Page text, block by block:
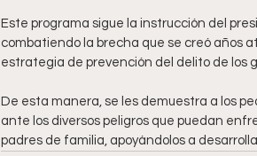
Este programa sigue la instrucción del
combatiendo la brecha que se creó años
estrategia de prevención del delito de los
De esta manera, se les demuestra a los
ante los diversos peligros que puedan
padres de familia, apoyándolos a